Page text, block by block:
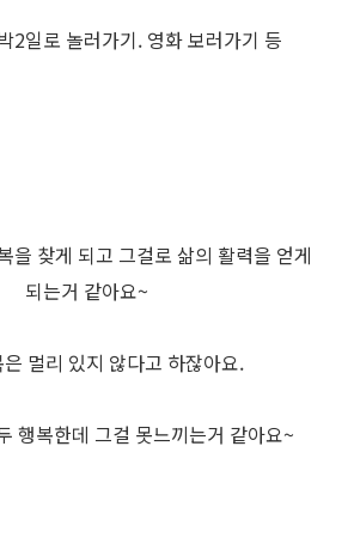
2일로 놀러가기. 영화 보러가기 등
을 찾게 되고 그걸로 삶의 활력을 얻게
되는거 같아요~
멀리 있지 않다고 하잖아요.
행복한데 그걸 못느끼는거 같아요~